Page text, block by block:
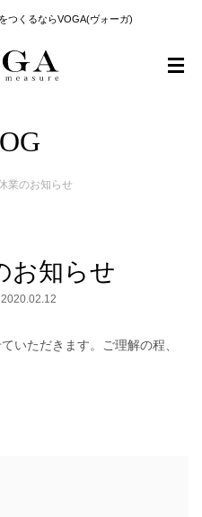
つくるならVOGA(ヴォーガ)
業のお知らせ
お知らせ
2020.02.12
いただきます。ご理解の程、